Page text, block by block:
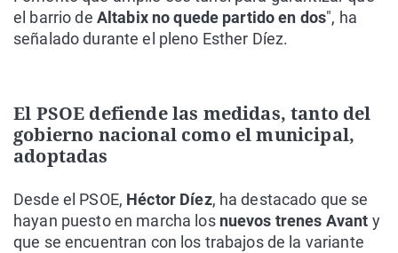
el barrio de Altabix no quede partido en dos", ha
señalado durante el pleno Esther Díez.
El PSOE defiende las medidas, tanto del
gobierno nacional como el municipal,
adoptadas
Desde el PSOE, Héctor Díez, ha destacado que se
hayan puesto en marcha los nuevos trenes Avant y
que se encuentran con los trabajos de la variante